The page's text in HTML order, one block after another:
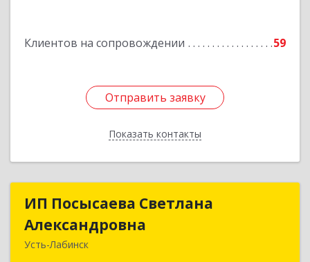
Клиентов на сопровождении 59
Отправить заявку
Показать контакты
Отправить заявку
Назад
ИП Посысаева Светлана
Александровна
Усть-Лабинск
ИП Посысаева Светлана